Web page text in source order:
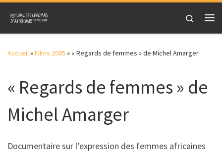
Skip to content
Search
Accueil»Films 2005 » « Regards de femmes » de Michel Amarger
« Regards de femmes » de
Michel Amarger
Documentaire sur l’expression des femmes africaines